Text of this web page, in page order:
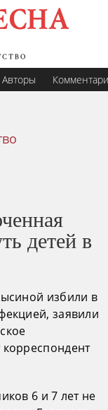
Авторы
детей в
избили в
заявили
6 и 7 лет не